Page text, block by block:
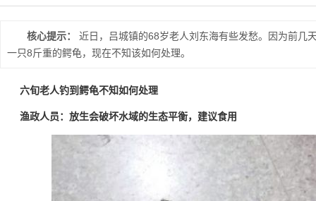
核心提示：
近日，吕城镇的68岁老人刘东海有些发愁。因为前几
一只8斤重的鳄龟，现在不知该如何处理。
六旬老人钓到鳄龟不知如何处理
渔政人员：放生会破坏水域的生态平衡，建议食用